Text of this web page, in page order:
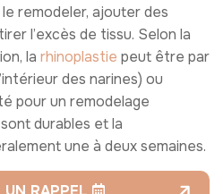
remodeler, ajouter des
l’excès de tissu. Selon la
la rhinoplastie peut être par
des narines) ou
pour un remodelage
durables et la
une à deux semaines.